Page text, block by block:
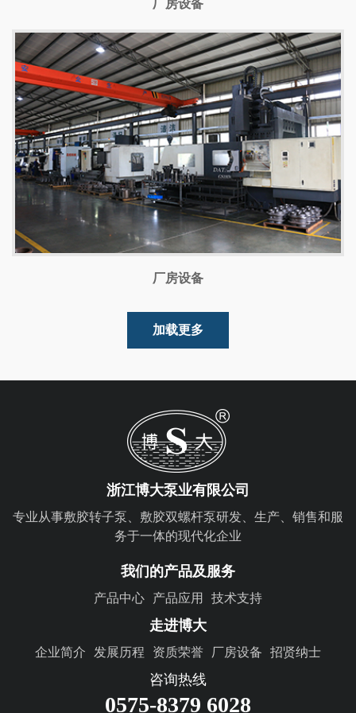
厂房设备
厂房设备
加载更多
浙江博大泵业有限公司
专业从事敷胶转子泵、敷胶双螺杆泵研发、生产、销售和服
务于一体的现代化企业
我们的产品及服务
产品中心 产品应用 技术支持
走进博大
企业简介 发展历程 资质荣誉 厂房设备 招贤纳士
咨询热线
0575-8379 6028